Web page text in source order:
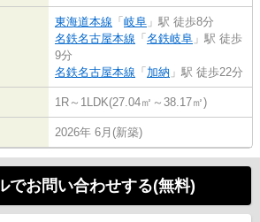
東海道本線 「 岐阜 」駅 徒歩8分
名鉄名古屋本線 「 名鉄岐阜 」駅 徒歩
9分
名鉄名古屋本線 「 加納 」駅 徒歩22分
1R～1LDK(27.04㎡～38.17㎡)
2026年 6月(新築)
でお問い合わせする(無料)